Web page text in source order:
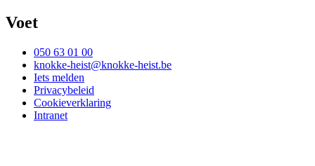
Voet
050 63 01 00
knokke-heist@knokke-heist.be
Iets melden
Privacybeleid
Cookieverklaring
Intranet